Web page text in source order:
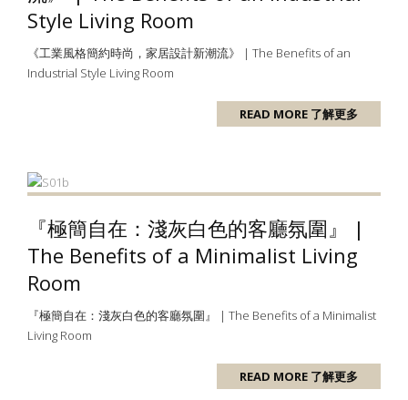
Style Living Room
《工業風格簡約時尚，家居設計新潮流》 | The Benefits of an
Industrial Style Living Room
READ MORE 了解更多
『極簡自在：淺灰白色的客廳氛圍』 |
The Benefits of a Minimalist Living
Room
『極簡自在：淺灰白色的客廳氛圍』 | The Benefits of a Minimalist
Living Room
READ MORE 了解更多